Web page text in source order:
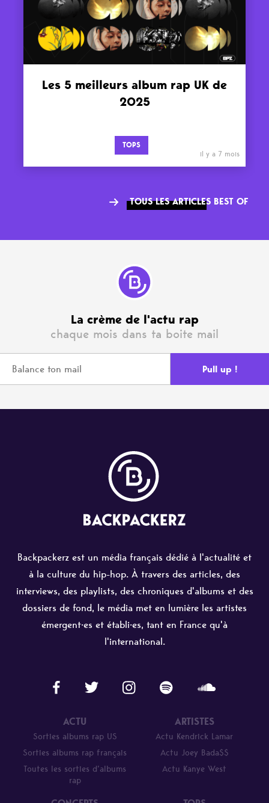
Les 5 meilleurs album rap UK de
2025
TOPS
il y a 7 mois
TOUS LES ARTICLES BEST OF
La crème de l'actu rap
chaque mois dans ta boite mail
Backpackerz est un média français dédié à l'actualité et
à la culture du hip-hop. À travers des articles, des
interviews, des playlists, des chroniques d'albums et des
dossiers de fond, le média met en lumière les artistes
émergent·es et établi·es, tant en France qu'à
l'international.
ACTU
Sorties albums rap US
Sorties albums rap français
Toutes les sorties d’albums
rap
ARTISTES
Actu Kendrick Lamar
Actu Joey Bada$$
Actu Kanye West